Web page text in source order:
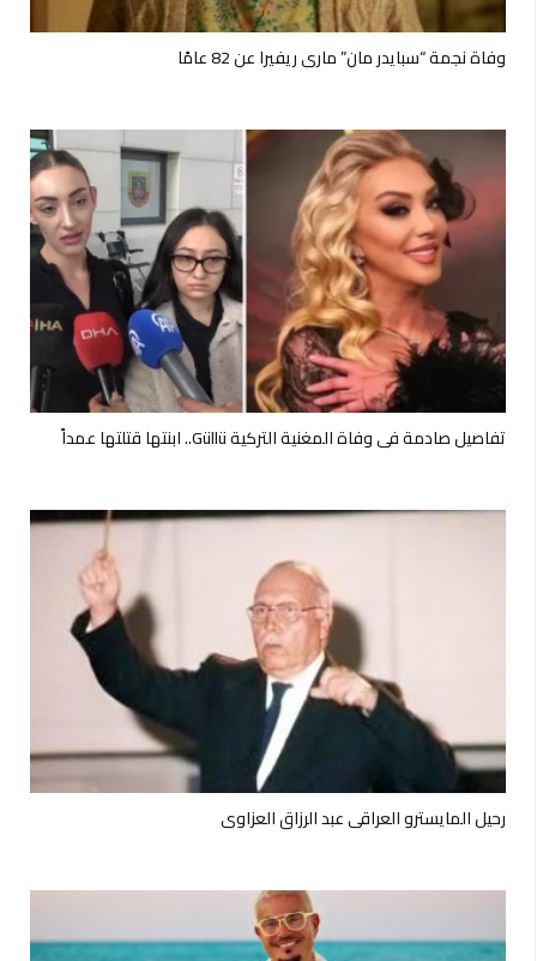
وفاة نجمة “سبايدر مان” ماري ريفيرا عن 82 عامًا
تفاصيل صادمة في وفاة المغنية التركية Güllü.. ابنتها قتلتها عمداً
رحيل المايسترو العراقي عبد الرزاق العزاوي